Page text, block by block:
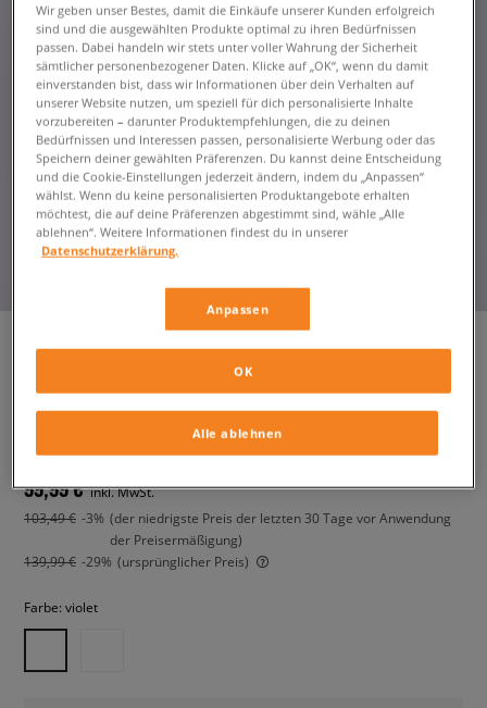
WMNS AIR JORDAN 1 MID
damen, sneaker
99,99 € inkl. MwSt.
103,49 € -3% (der niedrigste Preis der letzten 30 Tage vor Anwendung
der Preisermäßigung)
139,99 € -29% (ursprünglicher Preis)
Farbe: violet
Wir geben unser Bestes, damit die Einkäufe unserer Kunden erfolgreich
sind und die ausgewählten Produkte optimal zu ihren Bedürfnissen
passen. Dabei handeln wir stets unter voller Wahrung der Sicherheit
sämtlicher personenbezogener Daten. Klicke auf „OK“, wenn du damit
einverstanden bist, dass wir Informationen über dein Verhalten auf
unserer Website nutzen, um speziell für dich personalisierte Inhalte
vorzubereiten – darunter Produktempfehlungen, die zu deinen
Bedürfnissen und Interessen passen, personalisierte Werbung oder das
Speichern deiner gewählten Präferenzen. Du kannst deine Entscheidung
und die Cookie-Einstellungen jederzeit ändern, indem du „Anpassen“
wählst. Wenn du keine personalisierten Produktangebote erhalten
möchtest, die auf deine Präferenzen abgestimmt sind, wähle „Alle
ablehnen“. Weitere Informationen findest du in unserer
Datenschutzerklärung.
Anpassen
Alle ablehnen
OK